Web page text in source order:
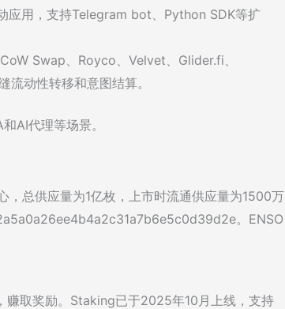
应用，支持Telegram bot、Python SDK等扩
Swap、Royco、Velvet、Glider.fi、
动性转移和意图结算。
AI代理等场景。
，总供应量为1亿枚，上市时流通供应量为1500万
。ENSO
取奖励。Staking已于2025年10月上线，支持